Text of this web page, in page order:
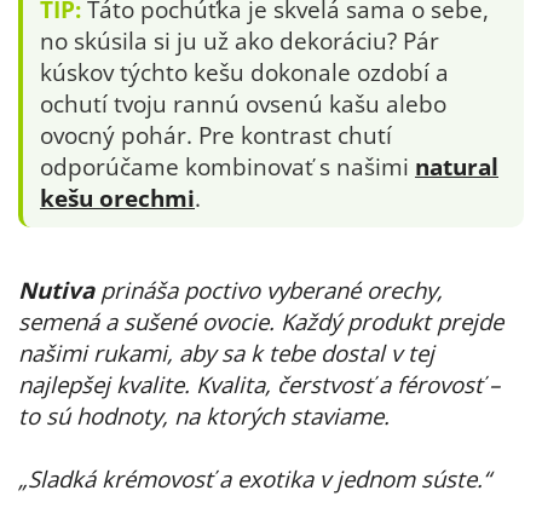
TIP: Táto pochúťka je skvelá sama o sebe,
no skúsila si ju už ako dekoráciu? Pár
kúskov týchto kešu dokonale ozdobí a
ochutí tvoju rannú ovsenú kašu alebo
ovocný pohár. Pre kontrast chutí
odporúčame kombinovať s našimi natural
kešu orechmi.
Nutivaprináša poctivo vyberané orechy,
semená a sušené ovocie. Každý produkt prejde
našimi rukami, aby sa k tebe dostal v tej
najlepšej kvalite. Kvalita, čerstvosť a férovosť –
to sú hodnoty, na ktorých staviame.
„Sladká krémovosť a exotika v jednom súste.“